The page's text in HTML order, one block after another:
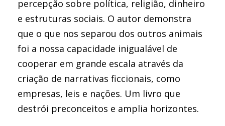
percepção sobre política, religião, dinheiro
e estruturas sociais. O autor demonstra
que o que nos separou dos outros animais
foi a nossa capacidade inigualável de
cooperar em grande escala através da
criação de narrativas ficcionais, como
empresas, leis e nações. Um livro que
destrói preconceitos e amplia horizontes.